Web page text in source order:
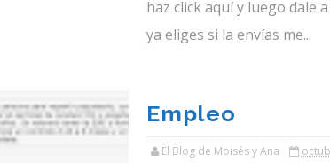
haz click aquí y luego dale
ya eliges si la envías me...
Empleo
El Blog de Moisés y Ana